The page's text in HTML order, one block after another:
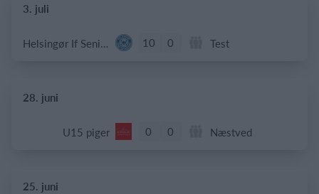
3. juli
Helsingør If Senior 10 0 Test
28. juni
U15 piger 0 0 Næstved
25. juni